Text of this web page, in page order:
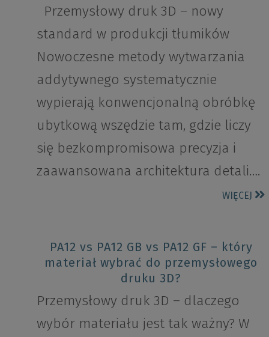
Przemysłowy druk 3D – nowy
standard w produkcji tłumików
Nowoczesne metody wytwarzania
addytywnego systematycznie
wypierają konwencjonalną obróbkę
ubytkową wszędzie tam, gdzie liczy
się bezkompromisowa precyzja i
zaawansowana architektura detali….
WIĘCEJ
PA12 vs PA12 GB vs PA12 GF – który
materiał wybrać do przemysłowego
druku 3D?
Przemysłowy druk 3D – dlaczego
wybór materiału jest tak ważny? W